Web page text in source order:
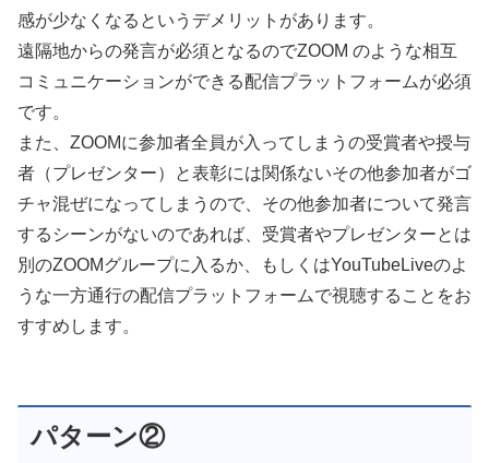
感が少なくなるというデメリットがあります。
遠隔地からの発言が必須となるのでZOOM のような相互
コミュニケーションができる配信プラットフォームが必須
です。
また、ZOOMに参加者全員が入ってしまうの受賞者や授与
者（プレゼンター）と表彰には関係ないその他参加者がゴ
チャ混ぜになってしまうので、その他参加者について発言
するシーンがないのであれば、受賞者やプレゼンターとは
別のZOOMグループに入るか、もしくはYouTubeLiveのよ
うな一方通行の配信プラットフォームで視聴することをお
すすめします。
パターン②